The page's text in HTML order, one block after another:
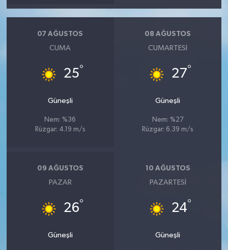
07 AĞUSTOS
CUMA
25°
Güneşli
Nem: %36
Rüzgar: 4.19 m/s
08 AĞUSTOS
CUMARTESI
27°
Güneşli
Nem: %27
Rüzgar: 6.39 m/s
09 AĞUSTOS
PAZAR
26°
Güneşli
10 AĞUSTOS
PAZARTESI
24°
Güneşli